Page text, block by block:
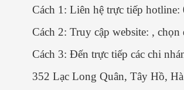
Cách 1: Liên hệ trực tiếp hotline:
Cách 2: Truy cập website: ,
Cách 3: Đến trực tiếp các chi
352 Lạc Long Quân, Tây Hồ,